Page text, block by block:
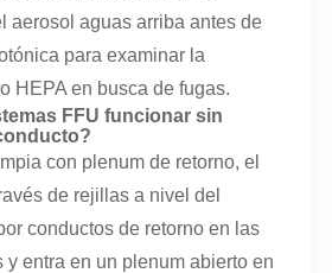
aerosol aguas arriba antes de
para examinar la
HEPA en busca de fugas.
FFU funcionar sin
con plenum de retorno, el
de rejillas a nivel del
conductos de retorno en las
y entra en un plenum abierto en